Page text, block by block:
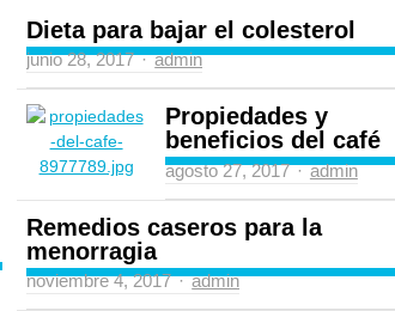
Dieta para bajar el colesterol
junio 28, 2017 Author
admin
Propiedades y
beneficios del café
agosto 27, 2017 Author
admin
Remedios caseros para la
menorragia
noviembre 4, 2017 Author
admin